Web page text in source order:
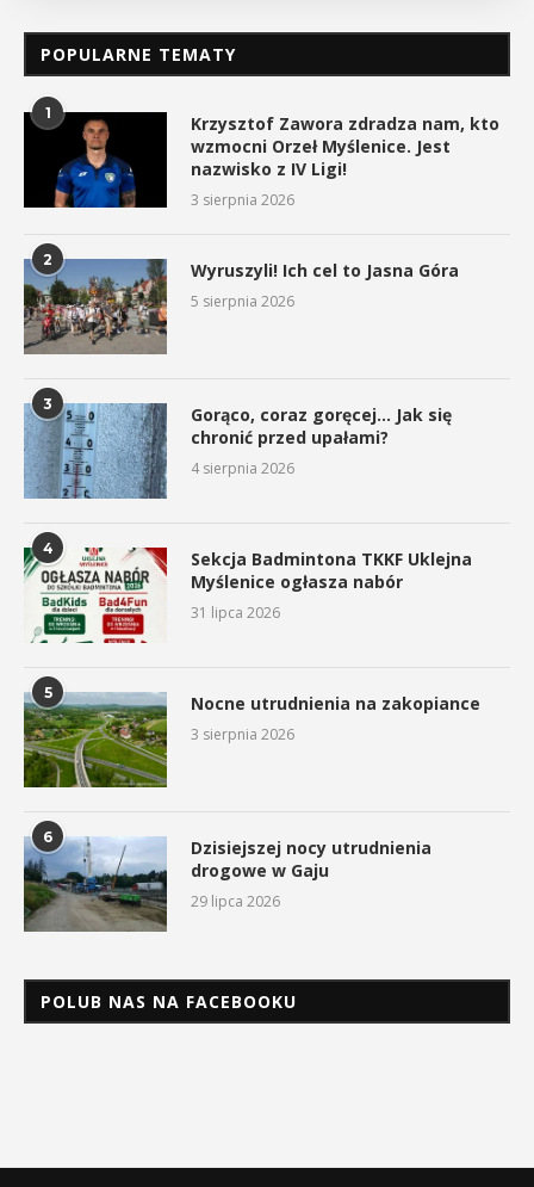
POPULARNE TEMATY
1
Krzysztof Zawora zdradza nam, kto
wzmocni Orzeł Myślenice. Jest
nazwisko z IV Ligi!
3 sierpnia 2026
2 Wyruszyli! Ich cel to Jasna Góra
5 sierpnia 2026
3
Gorąco, coraz goręcej… Jak się
chronić przed upałami?
4 sierpnia 2026
4
Sekcja Badmintona TKKF Uklejna
Myślenice ogłasza nabór
31 lipca 2026
5 Nocne utrudnienia na zakopiance
3 sierpnia 2026
6
Dzisiejszej nocy utrudnienia
drogowe w Gaju
29 lipca 2026
POLUB NAS NA FACEBOOKU